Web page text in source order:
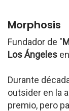
Morphosis
Fundador de "
Los Ángeles
Durante
outsider en la
premio, pero